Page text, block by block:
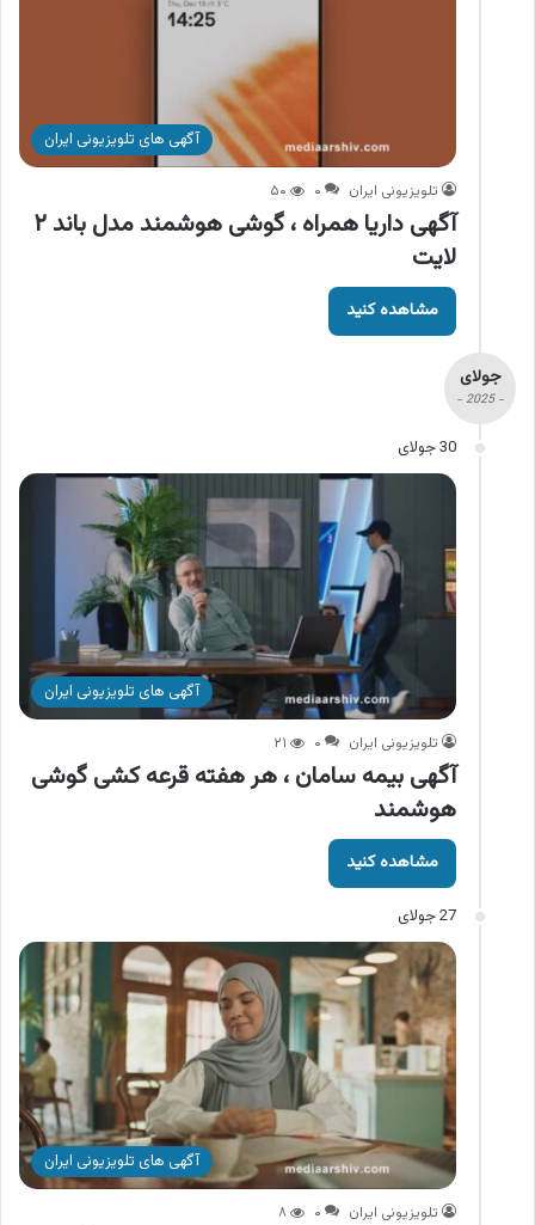
آگهی های تلویزیونی ایران
تلویزیونی ایران ۰ ۵۰
آگهی داریا همراه ، گوشی هوشمند مدل باند ۲
لایت
مشاهده کنید
جولای
- 2025 -
30 جولای
آگهی های تلویزیونی ایران
تلویزیونی ایران ۰ ۲۱
آگهی بیمه سامان ، هر هفته قرعه کشی گوشی
هوشمند
مشاهده کنید
27 جولای
آگهی های تلویزیونی ایران
تلویزیونی ایران ۰ ۸